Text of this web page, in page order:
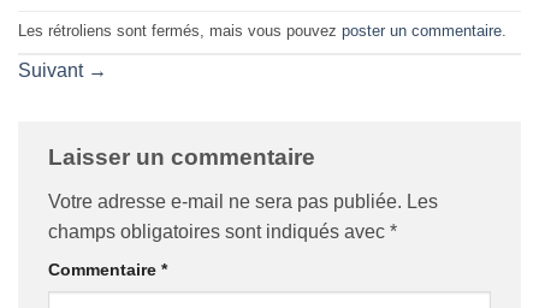
Les rétroliens sont fermés, mais vous pouvez poster un commentaire
Suivant →
Laisser un commentaire
Votre adresse e-mail ne sera pas publiée. Les
champs obligatoires sont indiqués avec *
Commentaire *